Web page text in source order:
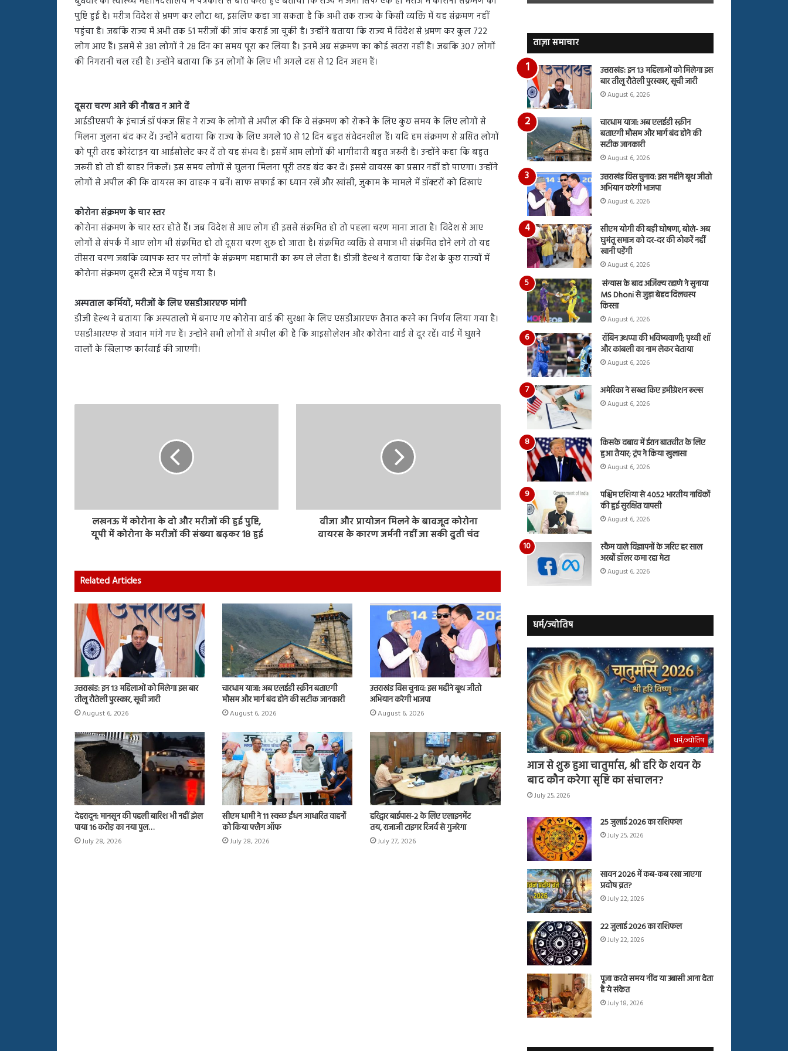
पुष्टि हुई है। मरीज विदेश से भ्रमण कर लौटा था, इसलिए कहा जा सकता है कि अभी तक राज्य के किसी व्यक्ति में यह संक्रमण नहीं
पहुंचा है। जबकि राज्य में अभी तक 51 मरीजों की जांच कराई जा चुकी है। उन्होंने बताया कि राज्य में विदेश से भ्रमण कर कुल 722
लोग आए हैं। इसमें से 381 लोगों ने 28 दिन का समय पूरा कर लिया है। इनमें अब संक्रमण का कोई खतरा नहीं है। जबकि 307 लोगों
की निगरानी चल रही है। उन्होंने बताया कि इन लोगों के लिए भी अगले दस से 12 दिन अहम हैं।
दूसरा चरण आने की नौबत न आने दें
आईडीएसपी के इंचार्ज डॉ पंकज सिंह ने राज्य के लोगों से अपील की कि वे संक्रमण को रोकने के लिए कुछ समय के लिए लोगों से
मिलना जुलना बंद कर दें। उन्होंने बताया कि राज्य के लिए अगले 10 से 12 दिन बहुत संवेदनशील हैं। यदि हम संक्रमण से ग्रसित लोगों
को पूरी तरह कोरंटाइन या आईसोलेट कर दें तो यह संभव है। इसमें आम लोगों की भागीदारी बहुत जरूरी है। उन्होंने कहा कि बहुत
जरूरी हो तो ही बाहर निकलें। इस समय लोगों से घुलना मिलना पूरी तरह बंद कर दें। इससे वायरस का प्रसार नहीं हो पाएगा। उन्होंने
लोगों से अपील की कि वायरस का वाहक न बनें। साफ सफाई का ध्यान रखें और खांसी, जुकाम के मामले में डॉक्टरों को दिखाएं
कोरोना संक्रमण के चार स्तर
कोरोना संक्रमण के चार स्तर होते हैँ। जब विदेश से आए लोग ही इससे संक्रमित हो तो पहला चरण माना जाता है। विदेश से आए
लोगों से संपर्क में आए लोग भी संक्रमित हो तो दूसरा चरण शुरू हो जाता है। संक्रमित व्यक्ति से समाज भी संक्रमित होने लगे तो यह
तीसरा चरण जबकि व्यापक स्तर पर लोगों के संक्रमण महामारी का रूप ले लेता है। डीजी हेल्थ ने बताया कि देश के कुछ राज्यों में
कोरोना संक्रमण दूसरी स्टेज में पहुंच गया है।
अस्पताल कर्मियों, मरीजों के लिए एसडीआरएफ मांगी
डीजी हेल्थ ने बताया कि अस्पतालों में बनाए गए कोरोना वार्ड की सुरक्षा के लिए एसडीआरएफ तैनात करने का निर्णय लिया गया है।
एसडीआरएफ से जवान मांगे गए हैं। उन्होंने सभी लोगों से अपील की है कि आइसोलेशन और कोरोना वार्ड से दूर रहें। वार्ड में घुसने
वालों के खिलाफ कार्रवाई की जाएगी।
लखनऊ में कोरोना के दो और मरीजों की हुई पुष्टि,
यूपी में कोरोना के मरीजों की संख्या बढ़कर 18 हुई
वीजा और प्रायोजन मिलने के बावजूद कोरोना
वायरस के कारण जर्मनी नहीं जा सकी दुती चंद
Related Articles
उत्तराखंड: इन 13 महिलाओं को मिलेगा इस बार
तीलू रौतेली पुरस्कार, सूची जारी
August 6, 2026
चारधाम यात्रा: अब एलईडी स्क्रीन बताएगी
मौसम और मार्ग बंद होने की सटीक जानकारी
August 6, 2026
उत्तराखंड विस चुनाव: इस महीने बूथ जीतो
अभियान करेगी भाजपा
August 6, 2026
देहरादून: मानसून की पहली बारिश भी नहीं झेल
पाया 16 करोड़ का नया पुल…
July 28, 2026
सीएम धामी ने 11 स्वच्छ ईंधन आधारित वाहनों
को किया फ्लैग ऑफ
July 28, 2026
हरिद्वार बाईपास-2 के लिए एलाइनमेंट
तय, राजाजी टाइगर रिजर्व से गुजरेगा
July 27, 2026
बहस
पर
रुबीना
दिलैक
का
आया
भागते
हुए
आया
नजर,
देंखे
वीडियो…
जारी,
बहस
का
आया
ताज़ा समाचार
उत्तराखंड: इन 13 महिलाओं को मिलेगा इस
बार तीलू रौतेली पुरस्कार, सूची जारी
August 6, 2026
चारधाम यात्रा: अब एलईडी स्क्रीन
बताएगी मौसम और मार्ग बंद होने की
सटीक जानकारी
August 6, 2026
उत्तराखंड विस चुनाव: इस महीने बूथ जीतो
अभियान करेगी भाजपा
August 6, 2026
सीएम योगी की बड़ी घोषणा, बोले- अब
घुमंतू समाज को दर-दर की ठोकरें नहीं
खानी पड़ेंगी
August 6, 2026
संन्यास के बाद अजिंक्‍य रहाणे ने सुनाया
MS Dhoni से जुड़ा बेहद दिलचस्प
किस्सा
August 6, 2026
रॉबिन उथप्पा की भविष्यवाणी; पृथ्वी शॉ
और कांबली का नाम लेकर चेताया
August 6, 2026
अमेरिका ने सख्त किए इमीग्रेशन रूल्स
August 6, 2026
किसके दबाव में ईरान बातचीत के लिए
हुआ तैयार; ट्रंप ने किया खुलासा
August 6, 2026
पश्चिम एशिया से 4052 भारतीय नाविकों
की हुई सुरक्षित वापसी
August 6, 2026
स्कैम वाले विज्ञापनों के जरिए हर साल
अरबों डॉलर कमा रहा मेटा
August 6, 2026
धर्म/ज्योतिष
धर्म/ज्योतिष
आज से शुरू हुआ चातुर्मास, श्री हरि के शयन के
बाद कौन करेगा सृष्टि का संचालन?
July 25, 2026
25 जुलाई 2026 का राशिफल
July 25, 2026
सावन 2026 में कब-कब रखा जाएगा
प्रदोष व्रत?
July 22, 2026
22 जुलाई 2026 का राशिफल
July 22, 2026
पूजा करते समय नींद या उबासी आना देता
है ये संकेत
July 18, 2026